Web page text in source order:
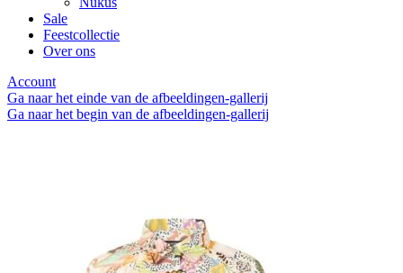
Sale
Feestcollectie
Over ons
Account
Ga naar het einde van de afbeeldingen-gallerij
Ga naar het begin van de afbeeldingen-gallerij